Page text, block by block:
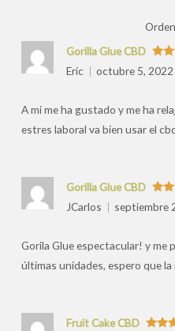
con
Gorilla Glue CBD
Eric
octubre 5, 2022
A mi me ha gustado y me ha
estres laboral va bien usar el
con
Gorilla Glue CBD
JCarlos
septiembre
Gorila Glue espectacular! y me
últimas unidades, espero que
Fruit Cake CBD